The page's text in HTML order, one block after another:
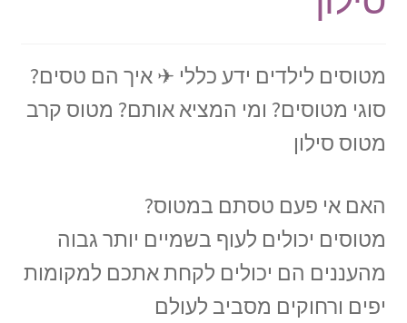
מטוסים לילדים ידע כללי ✈ איך הם טסים?
סוגי מטוסים? ומי המציא אותם? מטוס קרב
מטוס סילון
האם אי פעם טסתם במטוס?
מטוסים יכולים לעוף בשמיים יותר גבוה
מהעננים הם יכולים לקחת אתכם למקומות
יפים ורחוקים מסביב לעולם